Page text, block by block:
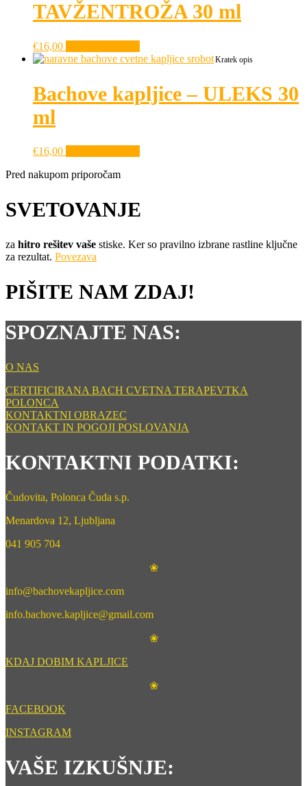
TAVŽENTROŽA 30 ml
€16,00
Kratek opis
Bachove kapljice – ULEKS 30
ml
€16,00
Pred nakupom priporočam
SVETOVANJE
za hitro rešitev vaše stiske. Ker so pravilno izbrane rastline ključne
za rezultat. Povezava
PIŠITE NAM ZDAJ!
SPOZNAJTE NAS:
O NAS
CERTIFICIRANA BACH CVETNA TERAPEVTKA
POLONCA
KONTAKTNI OBRAZEC
KONTAKT IN POGOJI POSLOVANJA
KONTAKTNI PODATKI:
Čudovita, Polonca Čuda s.p.
Menardova 12, Ljubljana
041 905 704
❀
info@bachovekapljice.com
info.bachove.kapljice@gmail.com
❀
KDAJ DOBIM KAPLJICE
❀
FACEBOOK
INSTAGRAM
VAŠE IZKUŠNJE: